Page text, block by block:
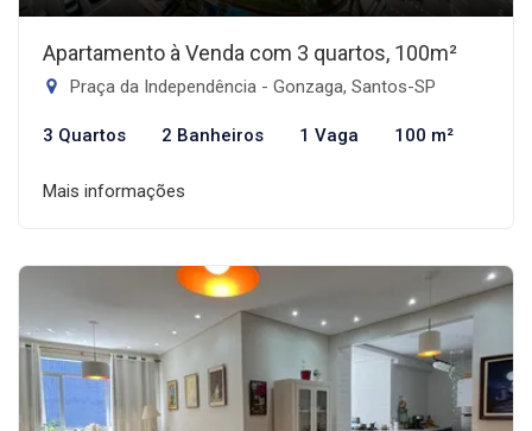
Apartamento à Venda com 3 quartos, 100m²
Praça da Independência - Gonzaga, Santos-SP
3 Quartos 2 Banheiros 1 Vaga 100 m²
Mais informações